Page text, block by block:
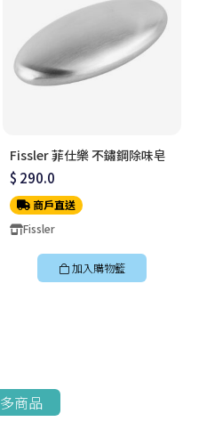
Fissler 菲仕樂 不鏽鋼除味皂
$ 290.0
商戶直送
Fissler
加入購物籃
商品